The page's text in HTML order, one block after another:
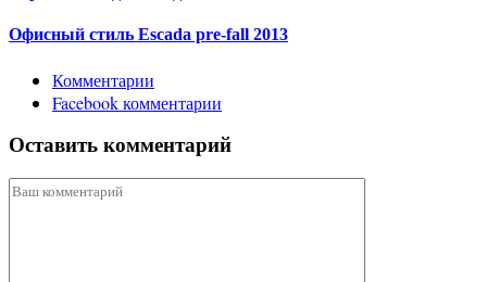
Офисный стиль Escada pre-fall 2013
Комментарии
Facebook комментарии
Оставить комментарий